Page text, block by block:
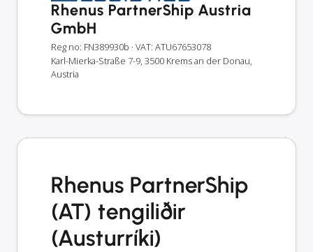
Rhenus PartnerShip Austria
GmbH
Reg no: FN389930b · VAT: ATU67653078
Karl-Mierka-Straße 7-9, 3500 Krems an der Donau,
Austria
Rhenus PartnerShip
(AT) tengiliðir
(Austurríki)